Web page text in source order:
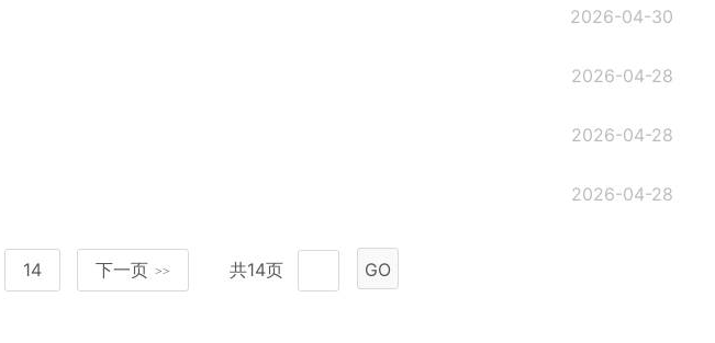
2026-04-30
2026-04-28
2026-04-28
2026-04-28
14 下一页 >> 共14页 GO